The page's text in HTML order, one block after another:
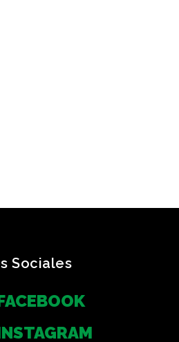
Sociales